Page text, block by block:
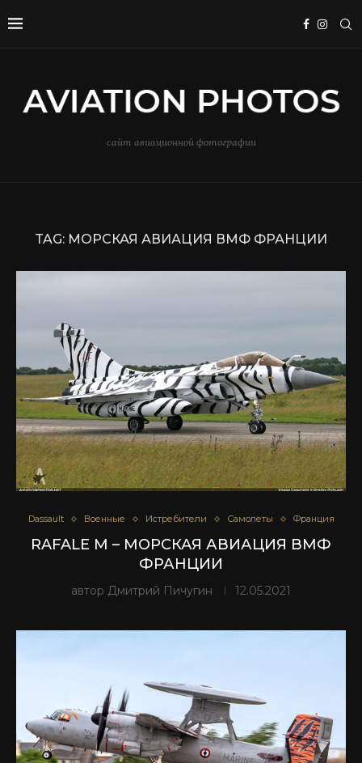
сайт авиационной фотографии
TAG: МОРСКАЯ АВИАЦИЯ ВМФ ФРАНЦИИ
Dassault Военные Истребители Самолеты Франция
RAFALE M – МОРСКАЯ АВИАЦИЯ ВМФ
ФРАНЦИИ
автор Дмитрий Пичугин 12.05.2021